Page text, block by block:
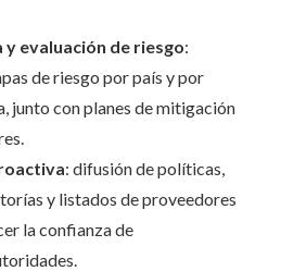
y evaluación de riesgo:
de riesgo por país y por
junto con planes de mitigación
: difusión de políticas,
y listados de proveedores
la confianza de